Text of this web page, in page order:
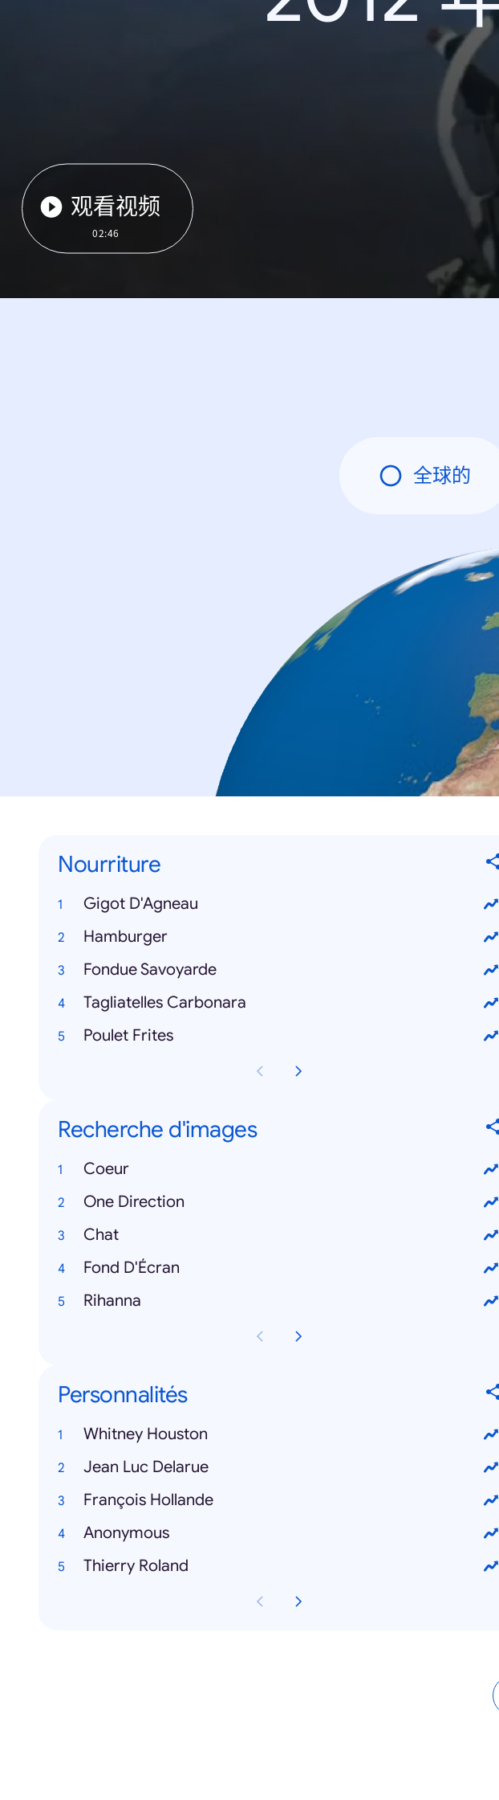
观看视频
02:46
全球的
Nourriture
Gigot D'Agneau
Hamburger
Fondue Savoyarde
Tagliatelles Carbonara
Poulet Frites
Recherche d'images
Coeur
One Direction
Chat
Fond D'Écran
Rihanna
Personnalités
Whitney Houston
Jean Luc Delarue
François Hollande
Anonymous
Thierry Roland